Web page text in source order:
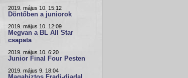
2019. május 10. 15:12
Döntőben a juniorok
2019. május 10. 12:09
Megvan a BL All Star
csapata
2019. május 10. 6:20
Junior Final Four Pesten
2019. május 9. 18:04